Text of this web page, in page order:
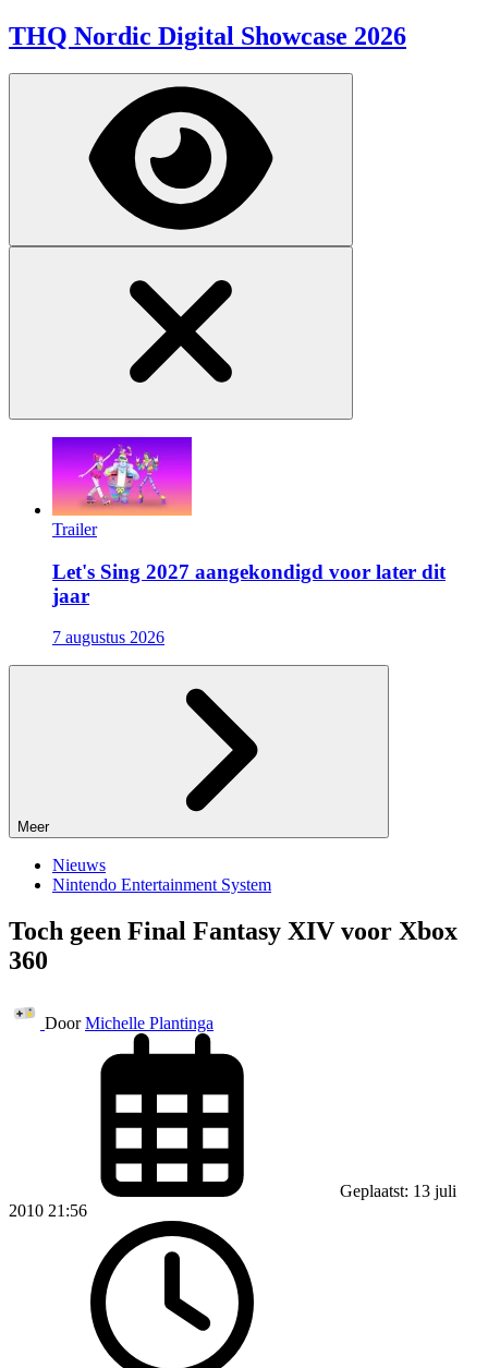
THQ Nordic Digital Showcase 2026
Trailer
Let's Sing 2027 aangekondigd voor later dit
jaar
7 augustus 2026
Meer
Nieuws
Nintendo Entertainment System
Toch geen Final Fantasy XIV voor Xbox
360
Door Michelle Plantinga
Geplaatst: 13 juli
2010 21:56